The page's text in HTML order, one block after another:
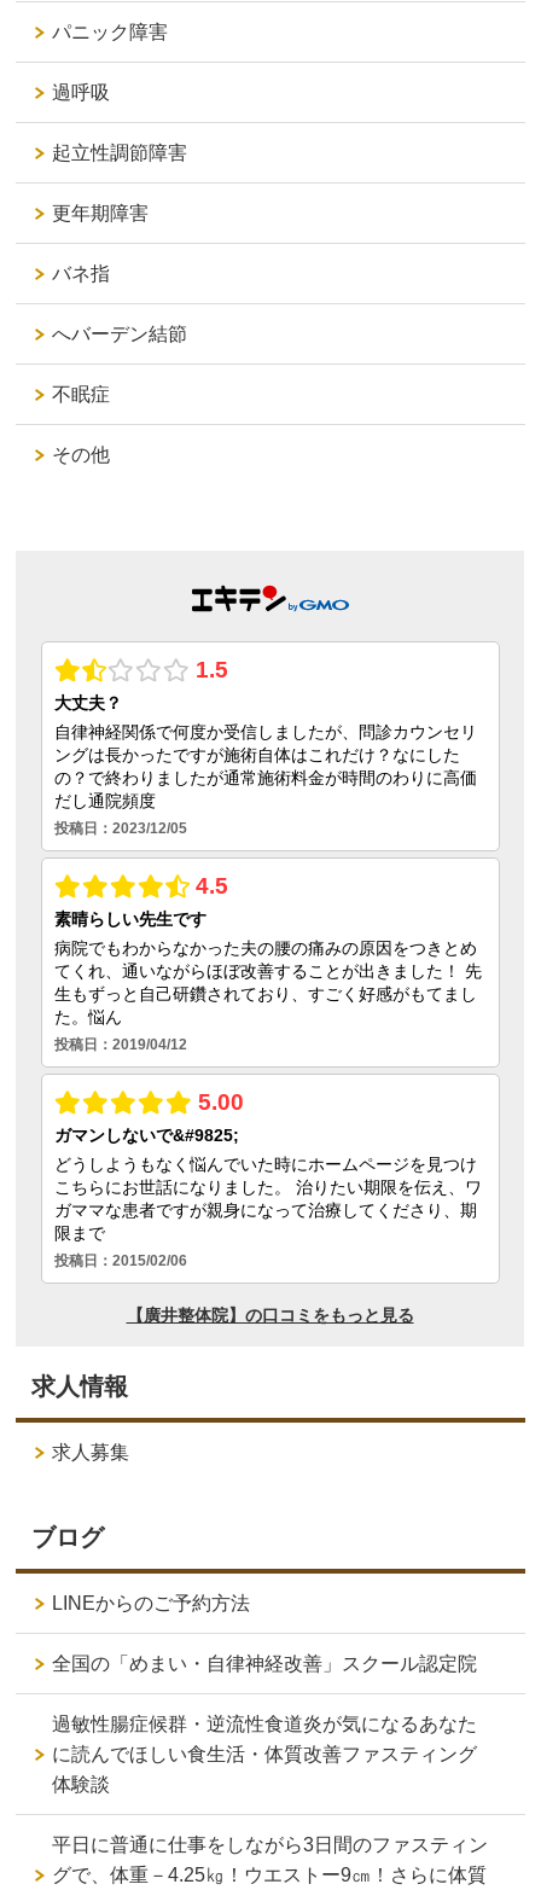
パニック障害
過呼吸
起立性調節障害
更年期障害
バネ指
へバーデン結節
不眠症
その他
求人情報
求人募集
ブログ
LINEからのご予約方法
全国の「めまい・自律神経改善」スクール認定院
過敏性腸症候群・逆流性食道炎が気になるあなた
に読んでほしい食生活・体質改善ファスティング
体験談
平日に普通に仕事をしながら3日間のファスティン
グで、体重－4.25㎏！ウエストー9㎝！さらに体質